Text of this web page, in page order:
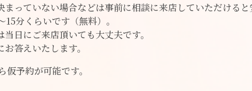
っていない場合などは事前に相談に来店していただけると
分くらいです（無料）。
日にご来店頂いても大丈夫です。
答えいたします。
予約が可能です。